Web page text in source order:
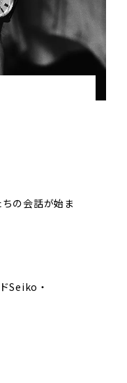
の会話が始ま
Seiko・